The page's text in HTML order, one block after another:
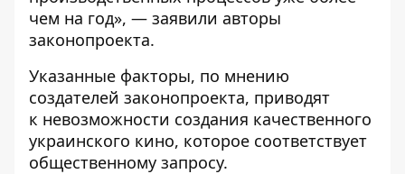
чем на год», — заявили авторы
законопроекта.
Указанные факторы, по мнению
создателей законопроекта, приводят
к невозможности создания качественного
украинского кино, которое соответствует
общественному запросу.